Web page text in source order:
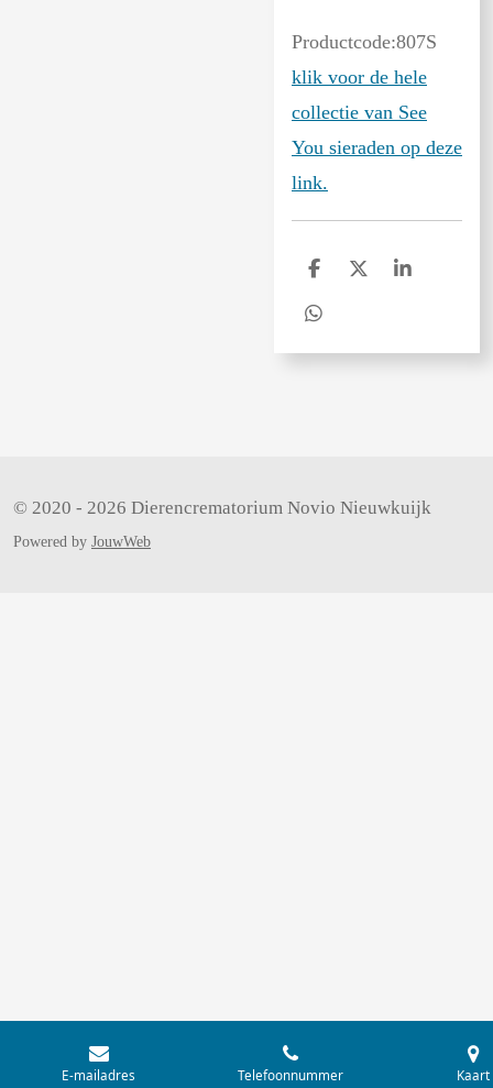
Productcode:807S
klik voor de hele
collectie van See
You sieraden op deze
link.
D
l
n
D
S
e
D
© 2020 - 2026 Dierencrematorium Novio Nieuwkuijk
Powered by JouwWeb
E-mailadres Telefoonnummer Kaart